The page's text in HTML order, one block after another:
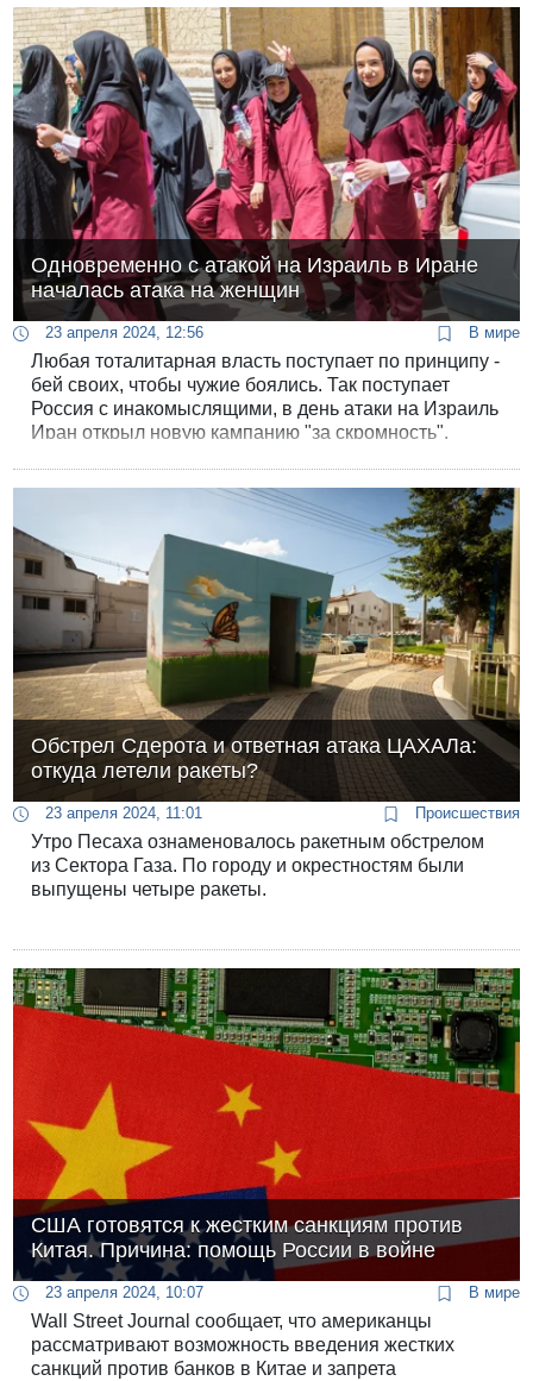
Одновременно с атакой на Израиль в Иране
началась атака на женщин
23 апреля 2024, 12:56 В мире
Любая тоталитарная власть поступает по принципу -
бей своих, чтобы чужие боялись. Так поступает
Россия с инакомыслящими, в день атаки на Израиль
Иран открыл новую кампанию "за скромность".
Обстрел Сдерота и ответная атака ЦАХАЛа:
откуда летели ракеты?
23 апреля 2024, 11:01 Происшествия
Утро Песаха ознаменовалось ракетным обстрелом
из Сектора Газа. По городу и окрестностям были
выпущены четыре ракеты.
США готовятся к жестким санкциям против
Китая. Причина: помощь России в войне
23 апреля 2024, 10:07 В мире
Wall Street Journal сообщает, что американцы
рассматривают возможность введения жестких
санкций против банков в Китае и запрета